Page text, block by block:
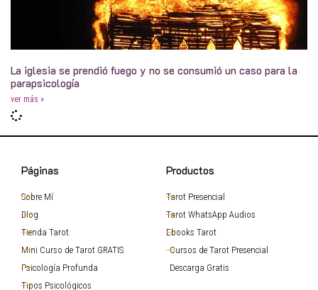
La iglesia se prendió fuego y no se consumió un caso para la
parapsicología
ver más »
Páginas
Sobre Mí
Blog
Tienda Tarot
Mini Curso de Tarot GRATIS
Psicología Profunda
Tipos Psicológicos
Productos
Tarot Presencial
Tarot WhatsApp Audios
Ebooks Tarot
Cursos de Tarot Presencial
Descarga Gratis